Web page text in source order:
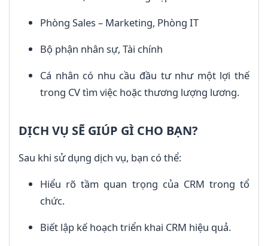
Phòng Sales – Marketing, Phòng IT
Bộ phận nhân sự, Tài chính
Cá nhân có nhu cầu đầu tư như một lợi thế
trong CV tìm việc hoặc thương lượng lương.
DỊCH VỤ SẼ GIÚP GÌ CHO BẠN?
Sau khi sử dụng dịch vụ, bạn có thể:
Hiểu rõ tầm quan trọng của CRM trong tổ
chức.
Biết lập kế hoạch triển khai CRM hiệu quả.